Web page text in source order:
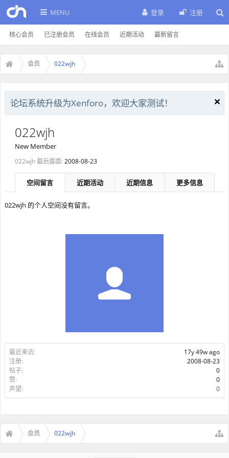
MENU
核心会员 已注册会员 在线会员 近期活动 最新留言
登录 注册
会员 022wjh
论坛系统升级为Xenforo，欢迎大家测试！
最近来访:
17y 49w ago
注册:
2008-08-23
帖子:
0
赞:
0
声望:
0
022wjh
New Member
022wjh 最后露面: 2008-08-23
空间留言 近期活动 近期信息 更多信息
022wjh 的个人空间没有留言。
会员 022wjh